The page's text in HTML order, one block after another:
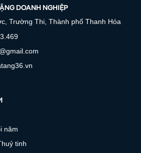
DOANH NGHIỆP
Trường Thi, Thành phố Thanh Hóa
năm
tinh